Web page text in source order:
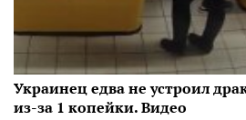
Украинец едва не устроил
из-за 1 копейки. Видео